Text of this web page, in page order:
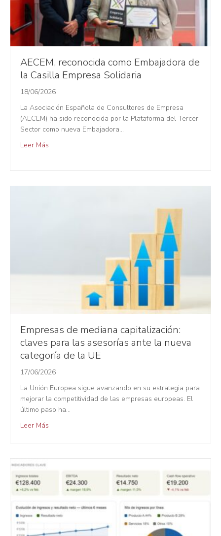
AECEM, reconocida como Embajadora de
la Casilla Empresa Solidaria
18/06/2026
La Asociación Española de Consultores de Empresa
(AECEM) ha sido reconocida por la Plataforma del Tercer
Sector como nueva Embajadora…
Leer Más
Empresas de mediana capitalización:
claves para las asesorías ante la nueva
categoría de la UE
17/06/2026
La Unión Europea sigue avanzando en su estrategia para
mejorar la competitividad de las empresas europeas. El
último paso ha…
Leer Más